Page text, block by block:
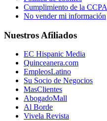
Cumplimiento de la CCPA
No vender mi información
Nuestros Afiliados
EC Hispanic Media
Quinceanera.com
EmpleosLatino
Su Socio de Negocios
MasClientes
AbogadoMall
Al Borde
Vivela Revista